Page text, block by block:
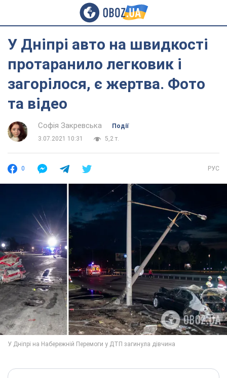
У Дніпрі авто на швидкості
протаранило легковик і
загорілося, є жертва. Фото
та відео
Софія Закревська
Події
3.07.2021 10:31
5,2 т.
0 РУС